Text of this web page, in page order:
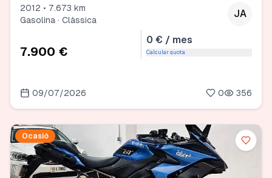
2012 • 7.673 km
Gasolina · Clàssica
JA
7.900 €
0 € / mes
Calcular quota
09/07/2026 0 356
Ocasió